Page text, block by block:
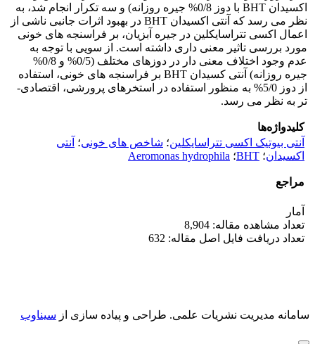
اکسیدان BHT با دوز 0/8% جیره روزانه) و سه تکرار انجام شد، به
نظر می­ رسد که آنتی­ اکسیدان BHT در بهبود اثرات جانبی ناشی از
اعمال اکسی­ تتراسایکلین در جیره آبزیان، بر فراسنجه­ های خونی
مورد بررسی تاثیر معنی­ داری داشته است. از سویی با توجه به
عدم وجود اختلاف معنی­ دار در دوز­های مختلف (0/5% و 0/8%
جیره­ روزانه) آنتی­ کسیدان BHT بر فراسنجه­ های خونی، استفاده
از دوز 5/0% به منظور استفاده در استخر­های پرورشی، اقتصادی­
تر به نظر می­ رسد.
کلیدواژه‌ها
آنتی بیوتیک اکسی تتراسایکلین؛ شاخص های خونی؛ آنتی
اکسیدان؛ BHT؛ Aeromonas hydrophila
مراجع
آمار
تعداد مشاهده مقاله: 8,904
تعداد دریافت فایل اصل مقاله: 632
سامانه مدیریت نشریات علمی. طراحی و پیاده سازی از سیناوب